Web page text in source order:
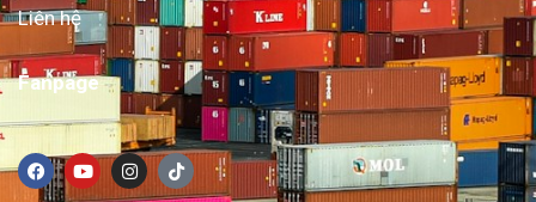
Liên hệ
Fanpage